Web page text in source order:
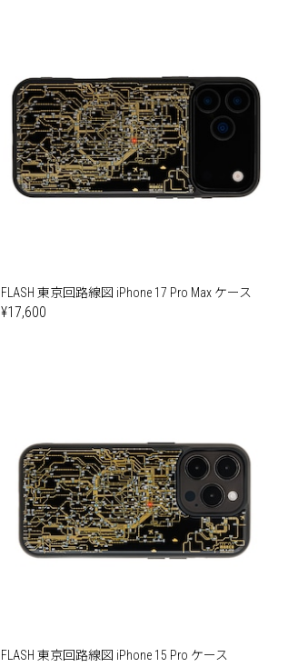
FLASH 東京回路線図 iPhone 17 Pro Max ケース
¥17,600
FLASH 東京回路線図 iPhone 15 Pro ケース